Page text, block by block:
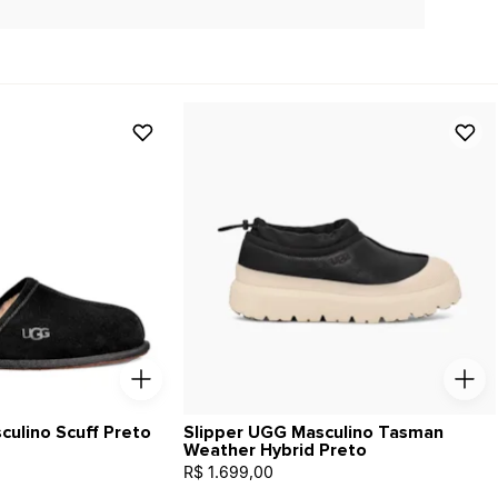
Scuff Preto
Slipper UGG Masculino Tasman
Weather Hybrid Preto
R$ 1.699,00